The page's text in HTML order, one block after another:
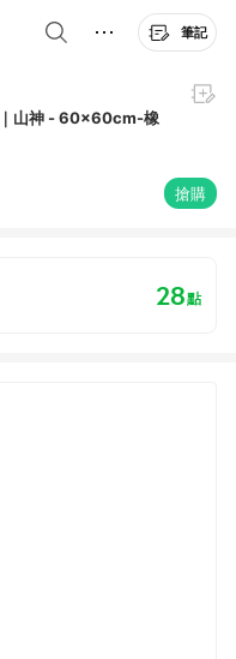
筆記
山神 - 60x60cm-橡
搶購
28點